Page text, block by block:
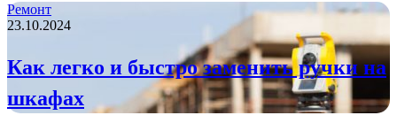
Ремонт
23.10.2024
Как легко и быстро заменить ручки на
шкафах